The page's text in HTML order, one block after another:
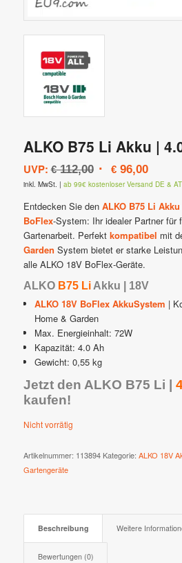
ALKO B75 Li Akku |
UVP: €112,00 Ursprünglicher
Preis
war:
€ 112,00
€96,00
Preis
ist:
€
inkl. MwSt. | ab 99€ kostenloser Versand DE & AT
Entdecken Sie den ALKO B75 Li Akku
BoFlex-System: Ihr idealer Partner für
Gartenarbeit. Perfekt kompatibel mit
Garden System bietet er starke
alle ALKO 18V BoFlex-Geräte.
ALKO B75 LiAkku | 18V
ALKO 18V BoFlex AkkuSystem |
Home & Garden
Max. Energieinhalt: 72W
Kapazität: 4.0 Ah
Gewicht: 0,55 kg
Jetzt den ALKO B75 Li |
kaufen!
Nicht vorrätig
Artikelnummer: 113894 Kategorie: ALKO 18V
Gartengeräte
Beschreibung Weitere
Bewertungen (0)